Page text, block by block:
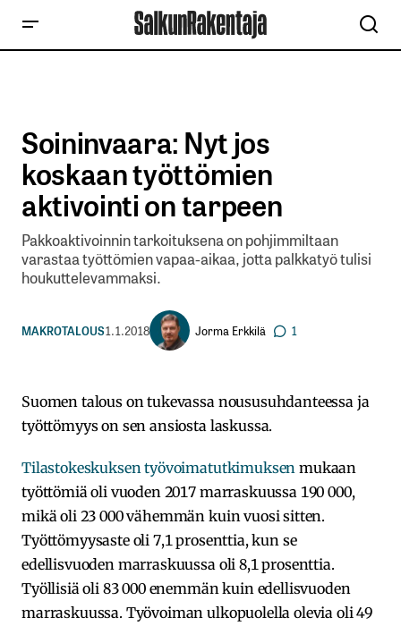
Soininvaara: Nyt jos
koskaan työttömien
aktivointi on tarpeen
Pakkoaktivoinnin tarkoituksena on pohjimmiltaan
varastaa työttömien vapaa-aikaa, jotta palkkatyö tulisi
houkuttelevammaksi.
MAKROTALOUS1.1.2018 Jorma Erkkilä 1
Suomen talous on tukevassa noususuhdanteessa ja
työttömyys on sen ansiosta laskussa.
Tilastokeskuksen työvoimatutkimuksen mukaan
työttömiä oli vuoden 2017 marraskuussa 190 000,
mikä oli 23 000 vähemmän kuin vuosi sitten.
Työttömyysaste oli 7,1 prosenttia, kun se
edellisvuoden marraskuussa oli 8,1 prosenttia.
Työllisiä oli 83 000 enemmän kuin edellisvuoden
marraskuussa. Työvoiman ulkopuolella olevia oli 49